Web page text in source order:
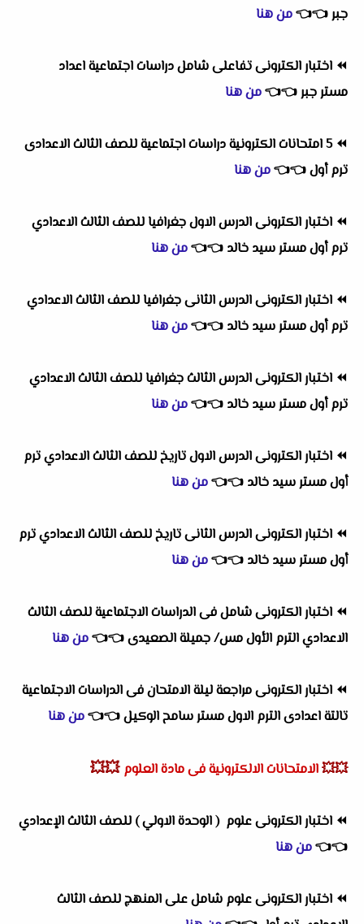
جبر👈
👈من هنا
⏪ اختبار الكترونى تفاعلى شامل دراسات اجتماعية اعداد
مسترجبر👈
👈من هنا
⏪ 5 امتحانات الكترونية دراسات اجتماعية للصف الثالث الاعدادى
ترم أول👈
👈من هنا
⏪ اختبار الكترونى الدرس الاول جغرافيا للصف الثالث الاعدادي
ترم أول مستر سيد خالد 👈
👈من هنا
⏪ اختبار الكترونى الدرس الثانى جغرافيا للصف الثالث الاعدادي
ترم أول مستر سيد خالد 👈
👈من هنا
⏪ اختبار الكترونى الدرس الثالث جغرافيا للصف الثالث الاعدادي
ترم أول مستر سيد خالد 👈
👈من هنا
⏪ اختبار الكترونى الدرس الاول تاريخ للصف الثالث الاعدادي ترم
أول مستر سيد خالد 👈
👈من هنا
⏪ اختبار الكترونى الدرس الثانى تاريخ للصف الثالث الاعدادي ترم
أول مستر سيد خالد 👈
👈من هنا
⏪ اختبار الكترونى شامل فى الدراسات الاجتماعية للصف الثالث
الاعدادي الترم الأول مس/ جميلة الصعيدى👈
👈من هنا
⏪ اختبار الكترونى مراجعة ليلة الامتحان فى الدراسات الاجتماعية
تالتة اعدادى الترم الاول مستر سامح الوكيل👈
👈من هنا
💥💥الامتحانات الالكترونية فى مادة العلوم 💥💥
⏪ اختبار الكترونى علوم ( الوحدة الاولي ) للصف الثالث الإعدادي
👈
👈من هنا
⏪ اختبار الكترونى علوم شامل على المنهج للصف الثالث